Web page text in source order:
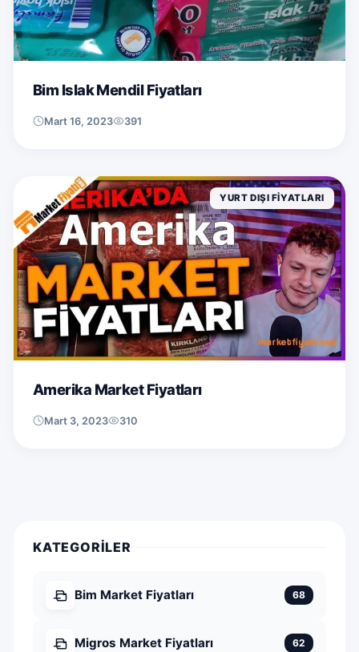
Bim Islak Mendil Fiyatları
Mart 16, 2023 391
YURT DIŞI FIYATLARI
Amerika Market Fiyatları
Mart 3, 2023 310
KATEGORILER
Bim Market Fiyatları 68
Migros Market Fiyatları 62